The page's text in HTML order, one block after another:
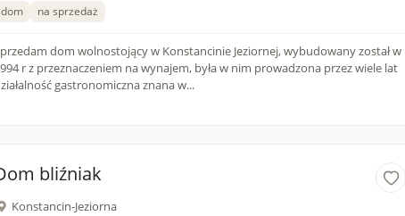
dom na sprzedaż
dom wolnostojący w Konstancinie Jeziornej, wybudowany został w
r z przeznaczeniem na wynajem, była w nim prowadzona przez wiele lat
gastronomiczna znana w...
bliźniak
Konstancin-Jeziorna